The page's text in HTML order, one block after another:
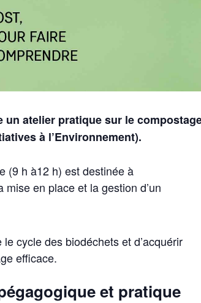
atelier pratique sur le
à l’Environnement).
(9 h à12 h) est destinée à
en place et la gestion d’un
cycle des biodéchets et d’acquérir
efficace.
et pratique